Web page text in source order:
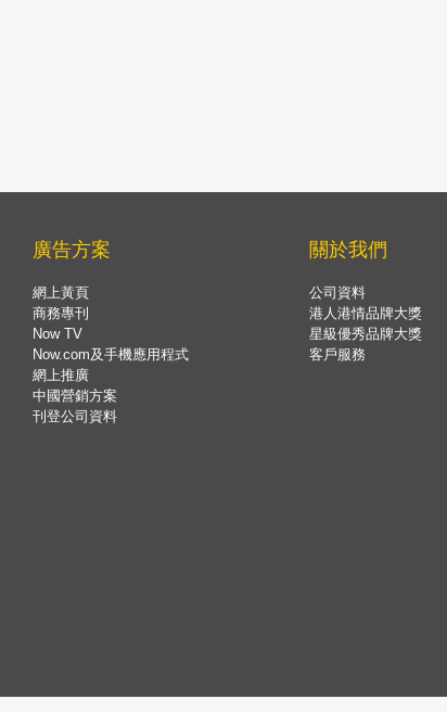
廣告方案
網上黃頁
商務專刊
Now TV
Now.com及手機應用程式
網上推廣
中國營銷方案
刊登公司資料
關於我們
公司資料
港人港情品牌大獎
星級優秀品牌大獎
客戶服務